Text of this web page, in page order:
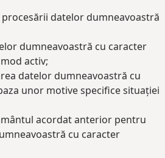
datelor dumneavoastră
dumneavoastră cu caracter
activ;
datelor dumneavoastră cu
unor motive specifice situației
acordat anterior pentru
cu caracter